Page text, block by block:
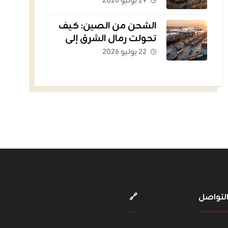
الشحن من الصين: كيف
تحولت رمال الشرق إلى
الشريان اللوجستي للتجارة
٢٢ يوليو ٢٠٢٦
🔗